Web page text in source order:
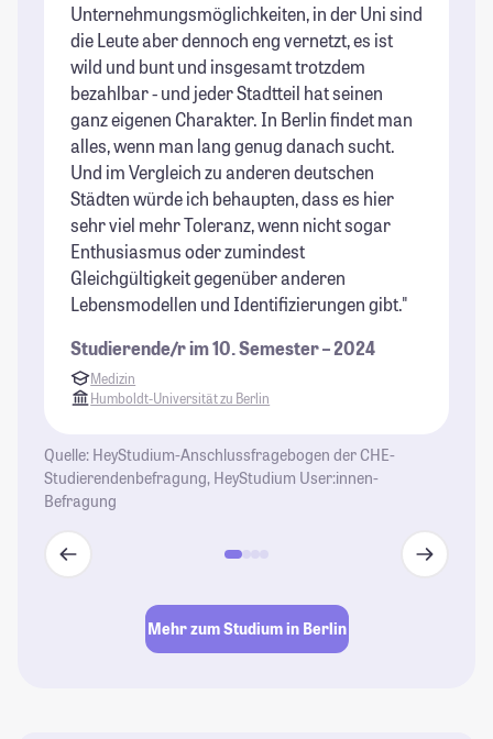
Unternehmungsmöglichkeiten, in der Uni sind
die Leute aber dennoch eng vernetzt, es ist
wild und bunt und insgesamt trotzdem
bezahlbar - und jeder Stadtteil hat seinen
ganz eigenen Charakter. In Berlin findet man
alles, wenn man lang genug danach sucht.
Und im Vergleich zu anderen deutschen
Städten würde ich behaupten, dass es hier
sehr viel mehr Toleranz, wenn nicht sogar
Enthusiasmus oder zumindest
Gleichgültigkeit gegenüber anderen
Lebensmodellen und Identifizierungen gibt."
Studierende/r im 10. Semester – 2024
Medizin
Humboldt-Universität zu Berlin
Quelle: HeyStudium-Anschlussfragebogen der CHE-
Studierendenbefragung, HeyStudium User:innen-
Befragung
Mehr zum Studium in Berlin